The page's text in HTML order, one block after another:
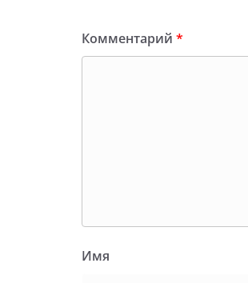
Комментарий *
Имя